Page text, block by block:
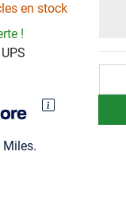
en stock
!
Miles.